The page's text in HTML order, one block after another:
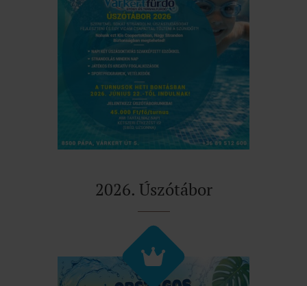
2026. Úszótábor